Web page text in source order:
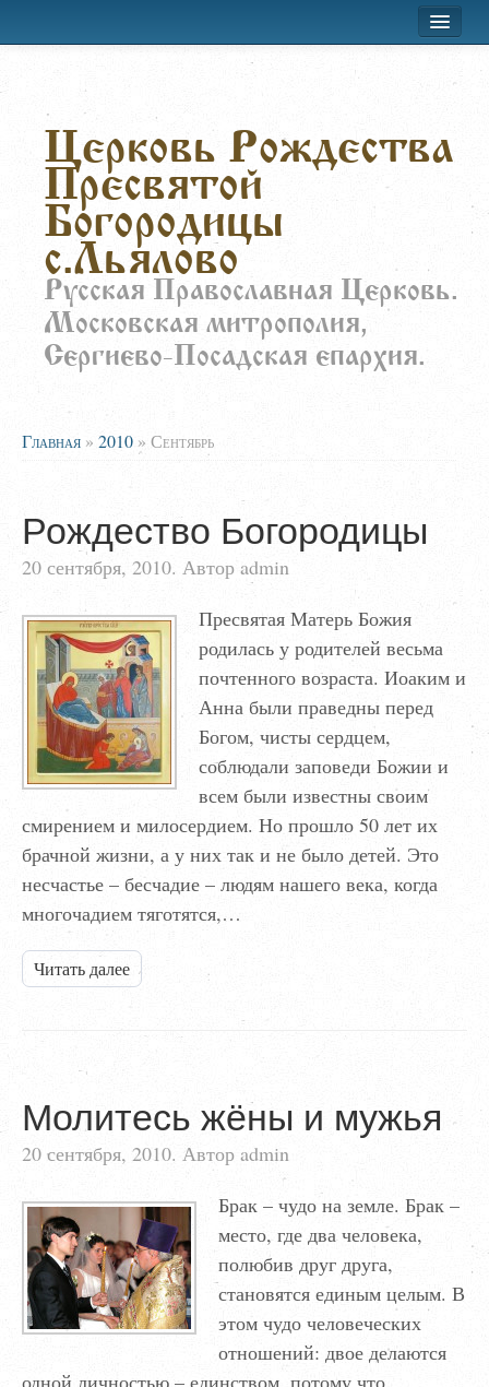
Лествица
Воскресная школа
Расписание
О храме
Заказать требы
Церковь Рождества
Пресвятой
Богородицы
с.Льялово
Русская Православная Церковь.
Московская митрополия,
Сергиево-Посадская епархия.
Главная » 2010 » Сентябрь
Рождество Богородицы
20 сентября, 2010. Автор admin
Пресвятая Матерь Божия
родилась у родителей весьма
почтенного возраста. Иоаким и
Анна были праведны перед
Богом, чисты сердцем,
соблюдали заповеди Божии и
всем были известны своим
смирением и милосердием. Но прошло 50 лет их
брачной жизни, а у них так и не было детей. Это
несчастье – бесчадие – людям нашего века, когда
многочадием тяготятся,…
Читать далее
Молитесь жёны и мужья
20 сентября, 2010. Автор admin
Брак – чудо на земле. Брак –
место, где два человека,
полюбив друг друга,
становятся единым целым. В
этом чудо человеческих
отношений: двое делаются
одной личностью – единством, потому что